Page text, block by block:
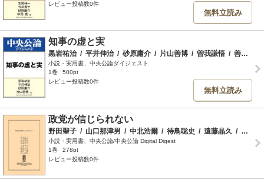
レビュー投稿数0件
無料立読み
知事の虚と実
黒岩祐治 / 平井伸治 / 砂原庸介 / 片山善博 / 曽我謙悟 / 善教将大
小説・実用書、中央公論ダイジェスト
1巻
500pt
レビュー投稿数0件
無料立読み
政党が信じられない
野田聖子 / 山口那津男 / 中北浩爾 / 待鳥聡史 / 遠藤晶久 /
小説・実用書、中央公論/中央公論 Digital Digest
1巻
278pt
レビュー投稿数0件